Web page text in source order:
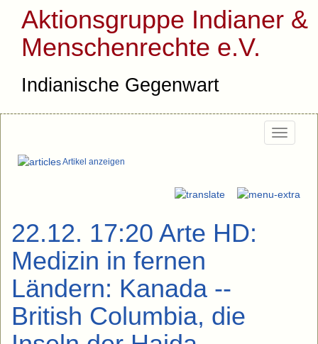
Aktionsgruppe Indianer &
Menschenrechte e.V.
Indianische Gegenwart
Artikel anzeigen
22.12. 17:20 Arte HD:
Medizin in fernen
Ländern: Kanada --
British Columbia, die